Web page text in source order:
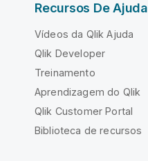
Recursos De Ajuda
Vídeos da Qlik Ajuda
Qlik Developer
Treinamento
Aprendizagem do Qlik
Qlik Customer Portal
Biblioteca de recursos